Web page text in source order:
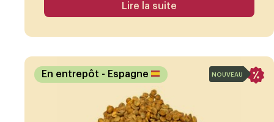
Lire la suite
En entrepôt - Espagne NOUVEAU